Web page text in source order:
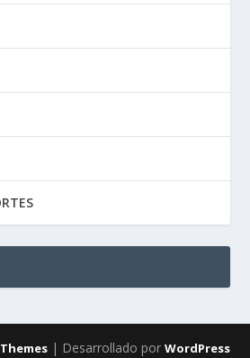
| Desarrollado por WordPress